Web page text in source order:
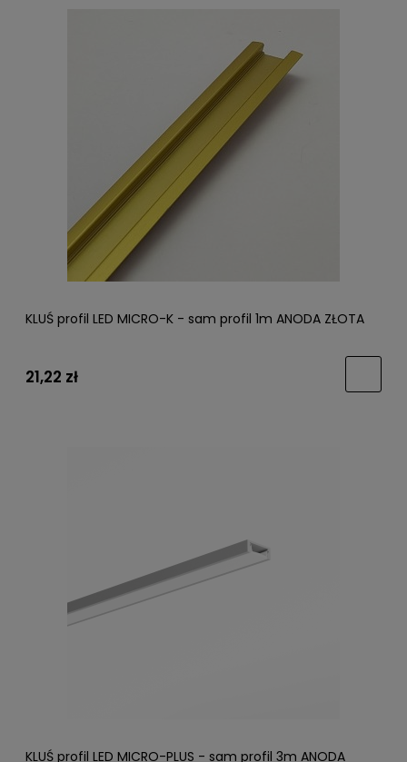
KLUŚ profil LED MICRO-K - sam profil 1m ANODA ZŁOTA
21,22 zł
KLUŚ profil LED MICRO-PLUS - sam profil 3m ANODA